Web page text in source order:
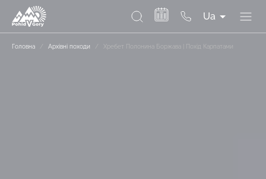
Ua
Головна / Архівні походи / Хребет Полонина Боржава | Похід Карпатами